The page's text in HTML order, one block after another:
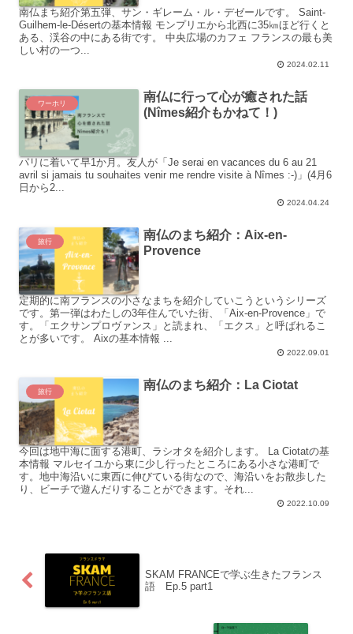
南仏まち紹介第五弾、サン・ギレーム・ル・デゼールです。 Saint-
Guilhem-le-Désertの基本情報 モンプリエから北西に35㎞ほど行くと
ある、渓谷の中にある街です。 中央広場のカフェ フランスの最も美
しい村の一つ...
2024.02.11
ワーホリ
南仏に行って心が癒された話
(Nîmes紹介もかねて！)
パリに着いて早1か月。友人が「Je serai en vacances du 6 au 21
avril si jamais tu souhaites venir me rendre visite à Nîmes :-)」(4月6
日から2...
2024.04.24
旅行
南仏のまち紹介：Aix-en-
Provence
定期的に南フランスの小さなまちを紹介していこうというシリーズ
です。第一弾はわたしの3年住んでいた街、「Aix-en-Provence」で
す。「エクサンプロヴァンス」と読まれ、「エクス」と呼ばれるこ
とが多いです。 Aixの基本情報 ...
2022.09.01
旅行 南仏のまち紹介：La Ciotat
今回は地中海に面する港町、ラシオタを紹介します。 La Ciotatの基
本情報 マルセイユから東に少し行ったところにある小さな港町で
す。地中海沿いに東西に伸びている街なので、海沿いをお散歩した
り、ビーチで遊んだりすることができます。それ...
2022.10.09
SKAM FRANCEで学ぶ生きたフランス
語 Ep.5 part1